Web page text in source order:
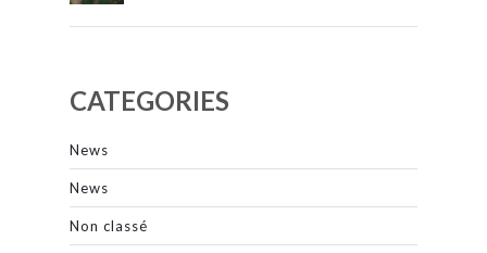
CATEGORIES
News
News
Non classé